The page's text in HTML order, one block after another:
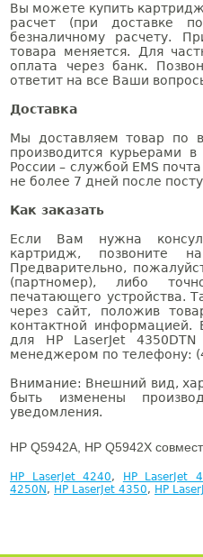
Вы можете купить
расчет (при доставке
безналичному расчету.
товара меняется. Для
оплата через банк.
ответит на все Ваши
Доставка
Мы доставляем товар по
производится курьерами
России – службой EMS
не более 7 дней после
Как заказать
Если Вам нужна
картридж, позвоните
Предварительно,
(партномер), либо
печатающего устройства.
через сайт, положив
контактной информацией.
для HP LaserJet
менеджером по телефону:
Внимание: Внешний вид,
быть изменены
уведомления.
HP Q5942A, HP Q5942X
HP LaserJet 4240,
HP LaserJet
4250N , HP LaserJet 4350, HP